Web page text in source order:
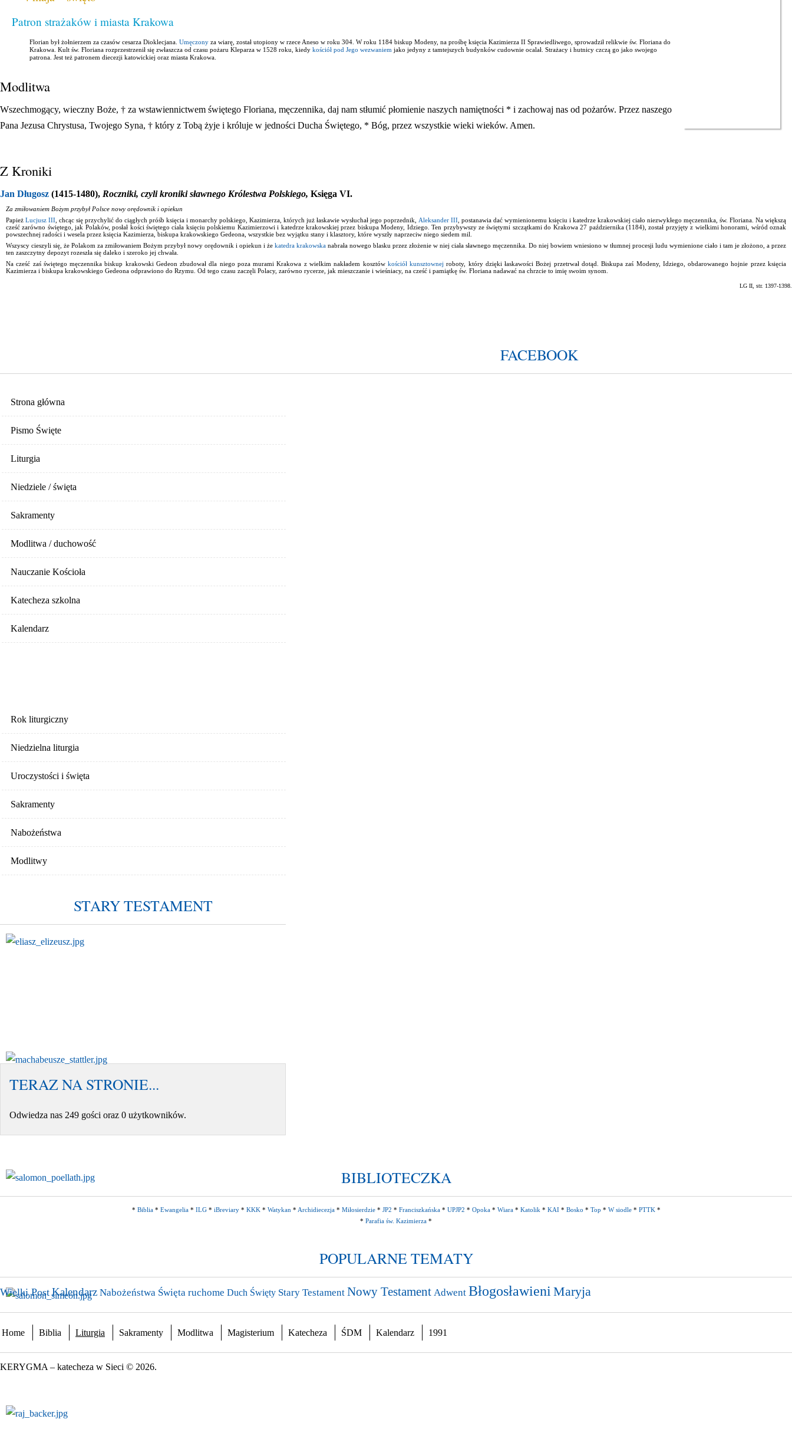
Patron strażaków i miasta Krakowa
Florian był żołnierzem za czasów cesarza Dioklecjana. Umęczony za wiarę, został utopiony w rzece Aneso w roku 304. W roku 1184 biskup Modeny, na prośbę księcia Kazimierza II Sprawiedliwego, sprowadził relikwie św. Floriana do
Krakowa. Kult św. Floriana rozprzestrzenił się zwłaszcza od czasu pożaru Kleparza w 1528 roku, kiedy kościół pod Jego wezwaniem jako jedyny z tamtejszych budynków cudownie ocalał. Strażacy i hutnicy czczą go jako swojego
patrona. Jest też patronem diecezji katowickiej oraz miasta Krakowa.
Modlitwa
Wszechmogący, wieczny Boże, † za wstawiennictwem świętego Floriana, męczennika, daj nam stłumić płomienie naszych namiętności * i zachowaj nas od pożarów. Przez naszego
Pana Jezusa Chrystusa, Twojego Syna, † który z Tobą żyje i króluje w jedności Ducha Świętego, * Bóg, przez wszystkie wieki wieków. Amen.
Z Kroniki
Jan Długosz (1415-1480), Roczniki, czyli kroniki sławnego Królestwa Polskiego, Księga VI.
Za zmiłowaniem Bożym przybył Polsce nowy orędownik i opiekun
Papież Lucjusz III , chcąc się przychylić do ciągłych próśb księcia i monarchy polskiego, Kazimierza, których już łaskawie wysłuchał jego poprzednik, Aleksander III , postanawia dać wymienionemu księciu i katedrze krakowskiej ciało niezwykłego męczennika, św. Floriana. Na większą
cześć zarówno świętego, jak Polaków, posłał kości świętego ciała księciu polskiemu Kazimierzowi i katedrze krakowskiej przez biskupa Modeny, Idziego. Ten przybywszy ze świętymi szczątkami do Krakowa 27 października (1184), został przyjęty z wielkimi honorami, wśród oznak
powszechnej radości i wesela przez księcia Kazimierza, biskupa krakowskiego Gedeona, wszystkie bez wyjątku stany i klasztory, które wyszły naprzeciw niego siedem mil.
Wszyscy cieszyli się, że Polakom za zmiłowaniem Bożym przybył nowy orędownik i opiekun i że katedra krakowska nabrała nowego blasku przez złożenie w niej ciała sławnego męczennika. Do niej bowiem wniesiono w tłumnej procesji ludu wymienione ciało i tam je złożono, a przez
ten zaszczytny depozyt rozeszła się daleko i szeroko jej chwała.
Na cześć zaś świętego męczennika biskup krakowski Gedeon zbudował dla niego poza murami Krakowa z wielkim nakładem kosztów kościół kunsztownej roboty, który dzięki łaskawości Bożej przetrwał dotąd. Biskupa zaś Modeny, Idziego, obdarowanego hojnie przez księcia
Kazimierza i biskupa krakowskiego Gedeona odprawiono do Rzymu. Od tego czasu zaczęli Polacy, zarówno rycerze, jak mieszczanie i wieśniacy, na cześć i pamiątkę św. Floriana nadawać na chrzcie to imię swoim synom.
LG II, str. 1397-1398.
Strona główna
Pismo Święte
Liturgia
Niedziele / święta
Sakramenty
Modlitwa / duchowość
Nauczanie Kościoła
Katecheza szkolna
Kalendarz
Rok liturgiczny
Niedzielna liturgia
Uroczystości i święta
Sakramenty
Nabożeństwa
Modlitwy
STARY TESTAMENT
TERAZ NA STRONIE...
Odwiedza nas 249 gości oraz 0 użytkowników.
FACEBOOK
BIBLIOTECZKA
* Biblia* Ewangelia* ILG* iBreviary* KKK* Watykan * Archidiecezja* Miłosierdzie* JP2 * Franciszkańska* UPJP2 * Opoka* Wiara* Katolik * KAI* Bosko * Top * W siodle* PTTK*
* Parafia św. Kazimierza *
POPULARNE TEMATY
Wielki Post Kalendarz Nabożeństwa Święta ruchome Duch Święty Stary Testament Nowy Testament Adwent Błogosławieni Maryja
Home Biblia Liturgia Sakramenty Modlitwa Magisterium Katecheza ŚDM Kalendarz 1991
KERYGMA – katecheza w Sieci © 2026.